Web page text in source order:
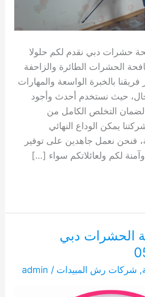
حشرات دبي نقدم لكم حلولا
الحشرات الطائرة والزاحفة
فريقنا بالخبرة الواسعة والمهارات
حيث نستخدم أحدث وأجود
لضمان التخلص الكامل من
يمكن الوداع النهائي
فنحن نعمل جاهدين على توفير
لكم ولعائلاتكم سواء […]
الحشرات دبي
, شركات رش المبيدات /
admin